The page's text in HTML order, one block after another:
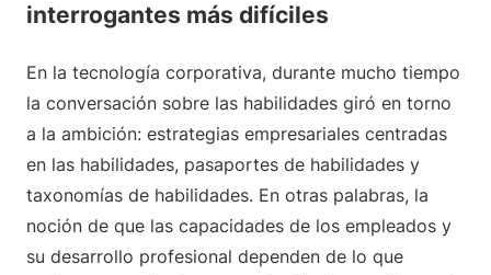
interrogantes más difíciles
En la tecnología corporativa, durante mucho tiempo
la conversación sobre las habilidades giró en torno
a la ambición: estrategias empresariales centradas
en las habilidades, pasaportes de habilidades y
taxonomías de habilidades. En otras palabras, la
noción de que las capacidades de los empleados y
su desarrollo profesional dependen de lo que